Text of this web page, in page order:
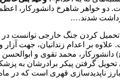
دو خواهر شاهرخ دانشورکار،
دیکتاتوری با تحمیل کردن جنگ
زندانی سیاسی – امنیتی را از ابتدای سال ۱۴۰۵ تاکنون اعدام کرده
اکبر (شاهرخ) دانشورکار، محمد تقوی و
گرفتن پیکر برادرشان به
بارز ناپدیدسازی قهری است که